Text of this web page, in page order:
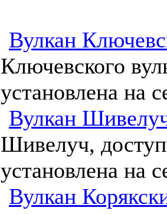
Вулкан
Ключевского
установлена на
Вулкан
Шивелуч,
установлена на
Вулкан